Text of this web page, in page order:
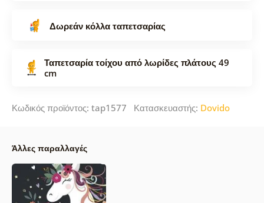
Δωρεάν κόλλα ταπετσαρίας
Ταπετσαρία τοίχου από λωρίδες πλάτους 49
cm
Κωδικός προϊόντος: tap1577 Κατασκευαστής: Dovido
Άλλες παραλλαγές